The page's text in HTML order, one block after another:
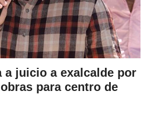
a juicio a exalcalde por
para centro de